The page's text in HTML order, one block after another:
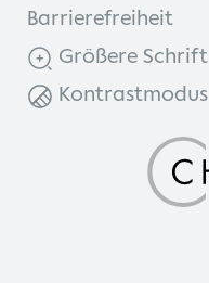
Barrierefreiheit
Größere Schrift
Kontrastmodus